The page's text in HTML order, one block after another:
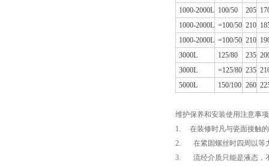
1000-2000L 100/50 205
1000-2000L =100/50 210
1000-2000L =100/50 210
3000L
125/80 235
3000L
=125/80 235
5000L
150/100 260
维护保养和安装使用注意事
1. 在装修时凡与瓷面接触的
2. 在紧固螺丝时四周以等力
3. 流经介质只能是液态，不